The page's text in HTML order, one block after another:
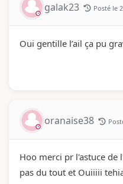
galak23 Posté le
Oui gentille l’ail ça pu
oranaise38
Hoo merci pr l'astuce de
pas du tout et Ouiiiii